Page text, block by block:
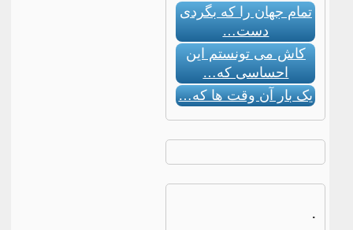
تمام جهان را که بگردی
دست…
کاش می تونستم این
احساسی که…
یک بار آن وقت ها که…
.